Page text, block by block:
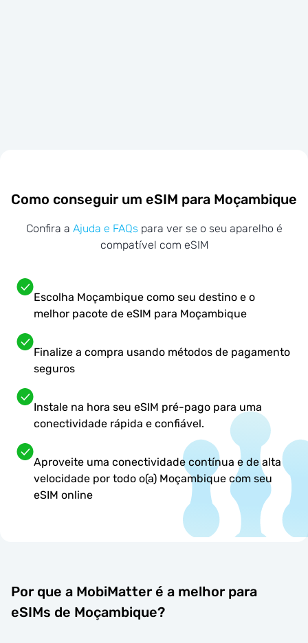
Como conseguir um eSIM para Moçambique
Confira a Ajuda e FAQs para ver se o seu aparelho é
compatível com eSIM
Escolha Moçambique como seu destino e o
melhor pacote de eSIM para Moçambique
Finalize a compra usando métodos de pagamento
seguros
Instale na hora seu eSIM pré-pago para uma
conectividade rápida e confiável.
Aproveite uma conectividade contínua e de alta
velocidade por todo o(a) Moçambique com seu
eSIM online
Por que a MobiMatter é a melhor para
eSIMs de Moçambique?